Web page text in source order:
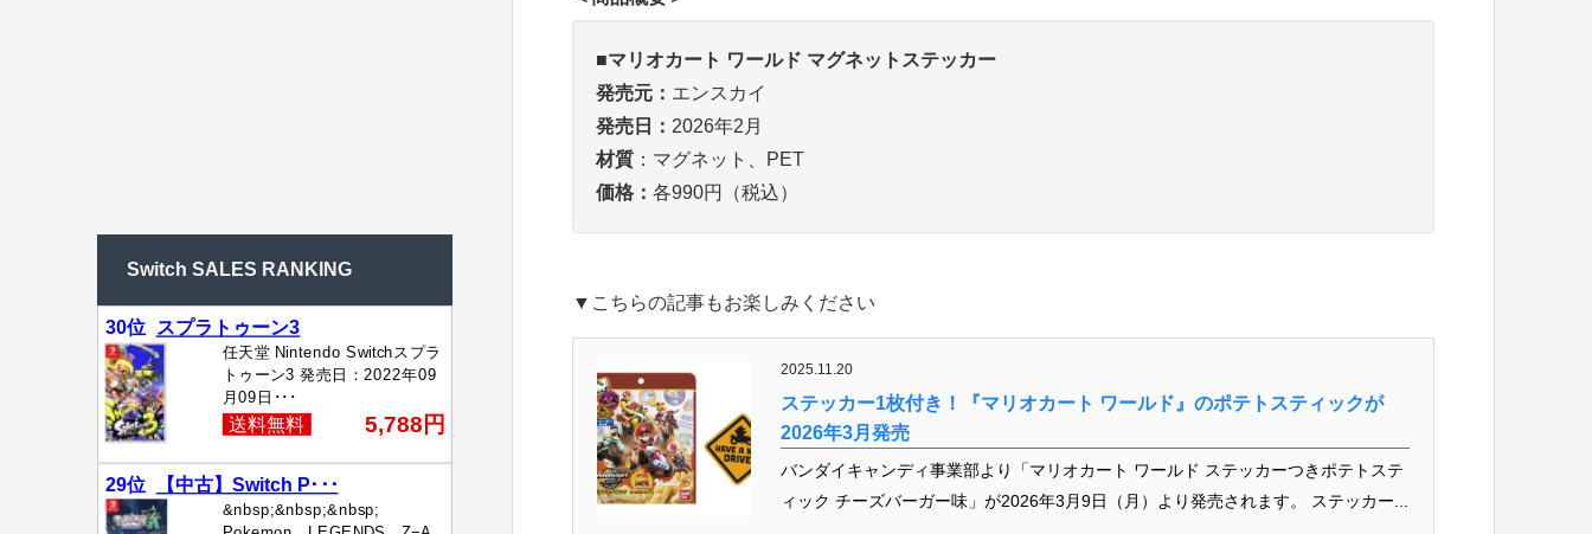
■マリオカート ワールド マグネットステッカー
発売元： エンスカイ
発売日： 2026年2月
材質：マグネット、PET
価格： 各990円（税込）
▼こちらの記事もお楽しみください
2025.11.20
ステッカー1枚付き！『マリオカート ワールド』のポテトスティックが
2026年3月発売
バンダイキャンディ事業部より「マリオカート ワールド ステッカーつきポテトステ
ィック チーズバーガー味」が2026年3月9日（月）より発売されます。 ステッカー...
Switch SALES RANKING